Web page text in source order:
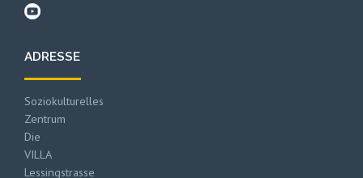
ADRESSE
Soziokulturelles
Zentrum
Die
VILLA
Lessingstrasse